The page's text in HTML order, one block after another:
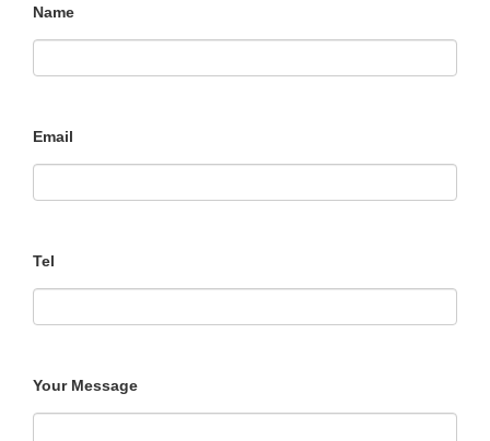
Name
Email
Tel
Your Message